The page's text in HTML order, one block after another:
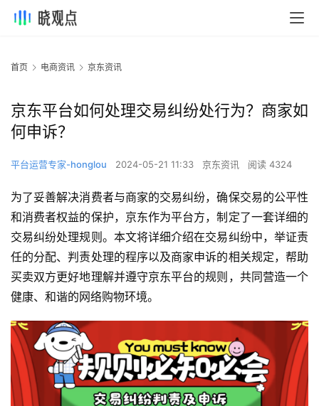
首页 电商资讯 京东资讯
京东平台如何处理交易纠纷处行为？商家如
何申诉？
平台运营专家-honglou 2024-05-21 11:33 京东资讯 阅读 4324
为了妥善解决消费者与商家的交易纠纷，确保交易的公平性
和消费者权益的保护，京东作为平台方，制定了一套详细的
交易纠纷处理规则。本文将详细介绍在交易纠纷中，举证责
任的分配、判责处理的程序以及商家申诉的相关规定，帮助
买卖双方更好地理解并遵守京东平台的规则，共同营造一个
健康、和谐的网络购物环境。